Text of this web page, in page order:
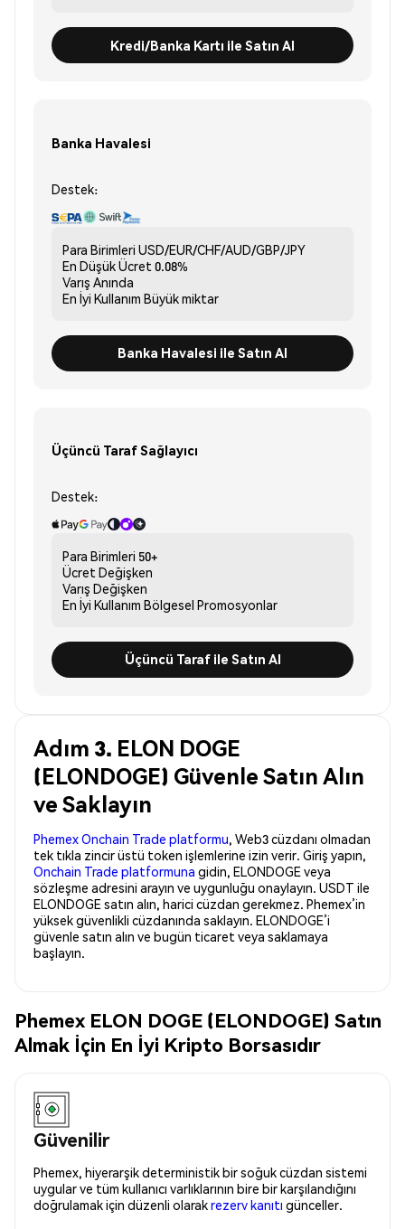
Kredi/Banka Kartı ile Satın Al
Banka Havalesi
Destek:
Para Birimleri USD/EUR/CHF/AUD/GBP/JPY
En Düşük Ücret 0.08%
Varış Anında
En İyi Kullanım Büyük miktar
Banka Havalesi ile Satın Al
Üçüncü Taraf Sağlayıcı
Destek:
Para Birimleri 50+
Ücret Değişken
Varış Değişken
En İyi Kullanım Bölgesel Promosyonlar
Üçüncü Taraf ile Satın Al
Adım 3. ELON DOGE
(ELONDOGE) Güvenle Satın Alın
ve Saklayın
Phemex Onchain Trade platformu, Web3 cüzdanı olmadan
tek tıkla zincir üstü token işlemlerine izin verir. Giriş yapın,
Onchain Trade platformuna gidin, ELONDOGE veya
sözleşme adresini arayın ve uygunluğu onaylayın. USDT ile
ELONDOGE satın alın, harici cüzdan gerekmez. Phemex’in
yüksek güvenlikli cüzdanında saklayın. ELONDOGE’i
güvenle satın alın ve bugün ticaret veya saklamaya
başlayın.
Phemex ELON DOGE (ELONDOGE) Satın
Almak İçin En İyi Kripto Borsasıdır
Güvenilir
Phemex, hiyerarşik deterministik bir soğuk cüzdan sistemi
uygular ve tüm kullanıcı varlıklarının bire bir karşılandığını
doğrulamak için düzenli olarakrezerv kanıtı günceller.